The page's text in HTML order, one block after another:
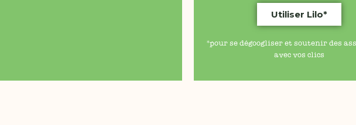
Utiliser Lilo*
*pour se dégoogliser et soutenir des
avec vos clics